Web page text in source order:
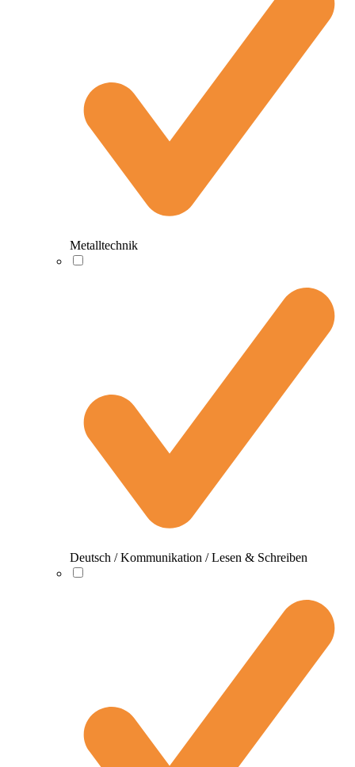
Metalltechnik
Deutsch / Kommunikation / Lesen & Schreiben